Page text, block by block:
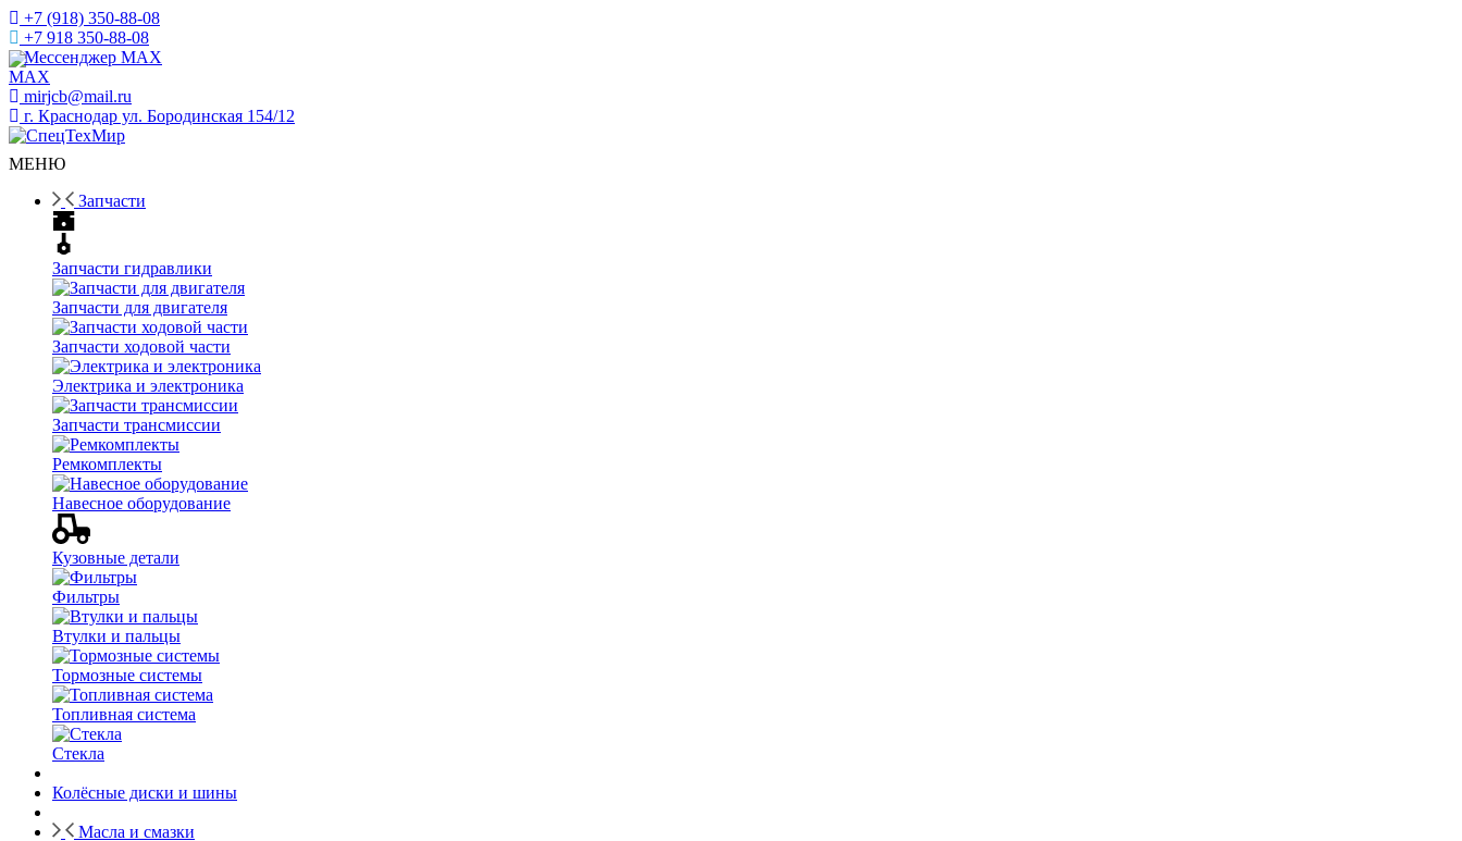
+7 (918) 350-88-08
+7 918 350-88-08
Мессенджер MAX
mirjcb@mail.ru
г. Краснодар ул. Бородинская 154/12
МЕНЮ
Запчасти
Запчасти гидравлики
Запчасти для двигателя
Запчасти ходовой части
Электрика и электроника
Запчасти трансмиссии
Ремкомплекты
Навесное оборудование
Кузовные детали
Фильтры
Втулки и пальцы
Тормозные системы
Топливная система
Стекла
Колёсные диски и шины
Масла и смазки